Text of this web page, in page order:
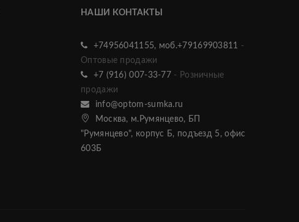
НАШИ КОНТАКТЫ
+74956041155, моб.+79169903811 -
Оптовые продажи
+7 (916) 007-33-77 - Розничные
продажи
info@optom-sumka.ru
Москва, м.Румянцево, БП
"Румянцево", корпус Б, подъезд 5, офис
603Б